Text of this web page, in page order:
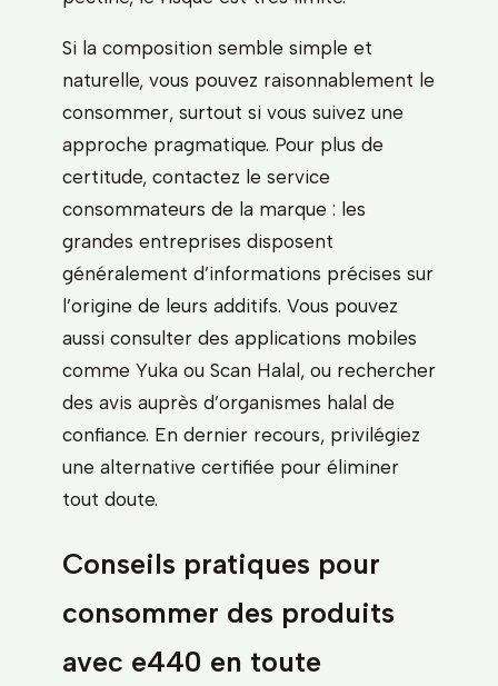
Si la composition semble simple et
naturelle, vous pouvez raisonnablement le
consommer, surtout si vous suivez une
approche pragmatique. Pour plus de
certitude, contactez le service
consommateurs de la marque : les
grandes entreprises disposent
généralement d’informations précises sur
l’origine de leurs additifs. Vous pouvez
aussi consulter des applications mobiles
comme Yuka ou Scan Halal, ou rechercher
des avis auprès d’organismes halal de
confiance. En dernier recours, privilégiez
une alternative certifiée pour éliminer
tout doute.
Conseils pratiques pour
consommer des produits
avec e440 en toute